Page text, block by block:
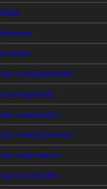
Friki
Internet
Joterías
Las ambigüedades
Las angustias
Las compañías
Las complacencias
Las esperanzas
Las novedades